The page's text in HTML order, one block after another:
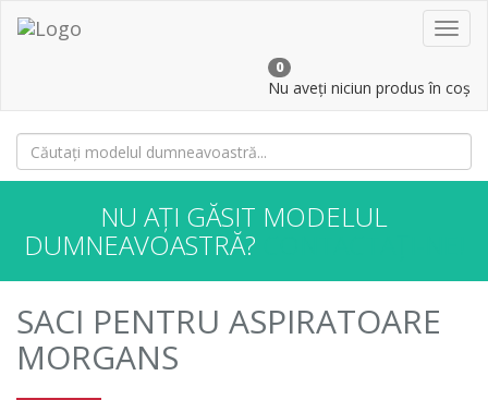
0
Nu aveți niciun produs în coș
NU AȚI GĂSIT MODELUL
DUMNEAVOASTRĂ?
SACI PENTRU ASPIRATOARE
MORGANS